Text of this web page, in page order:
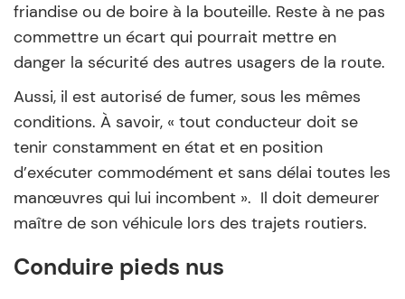
friandise ou de boire à la bouteille. Reste à ne pas
commettre un écart qui pourrait mettre en
danger la sécurité des autres usagers de la route.
Aussi, il est autorisé de fumer, sous les mêmes
conditions. À savoir, « tout conducteur doit se
tenir constamment en état et en position
d’exécuter commodément et sans délai toutes les
manœuvres qui lui incombent ». Il doit demeurer
maître de son véhicule lors des trajets routiers.
Conduire pieds nus